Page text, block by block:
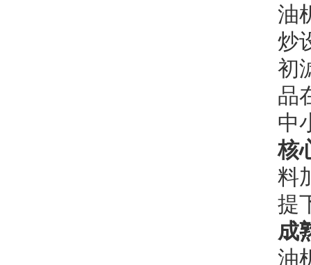
油
炒
初
品
中
核
料
提
成
油